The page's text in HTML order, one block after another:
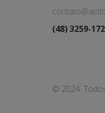
(48) 3259-
© 2024.